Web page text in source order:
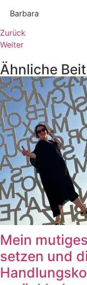
Barbara
Zurück
Weiter
Ähnliche
Mein
setzen und